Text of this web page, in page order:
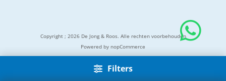
Filters
Copyright ; 2026 De Jong & Roos. Alle rechten voorbehouden
Powered by nopCommerce